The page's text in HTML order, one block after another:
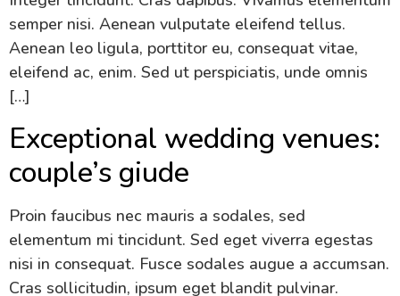
semper nisi. Aenean vulputate eleifend tellus.
Aenean leo ligula, porttitor eu, consequat vitae,
eleifend ac, enim. Sed ut perspiciatis, unde omnis
[…]
Exceptional wedding venues:
couple’s giude
Proin faucibus nec mauris a sodales, sed
elementum mi tincidunt. Sed eget viverra egestas
nisi in consequat. Fusce sodales augue a accumsan.
Cras sollicitudin, ipsum eget blandit pulvinar.